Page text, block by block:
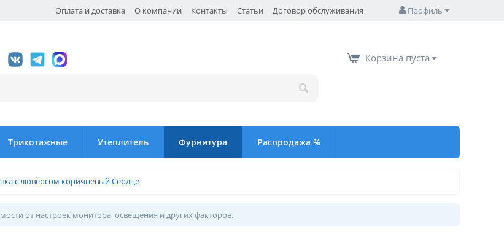
Профиль
Оплата и доставка О компании Контакты Статьи Договор обслуживания
Корзина пуста
Трикотажные Утеплитель Фурнитура Распродажа %
с люверсом коричневый Сердце
от настроек монитора, освещения и других факторов.